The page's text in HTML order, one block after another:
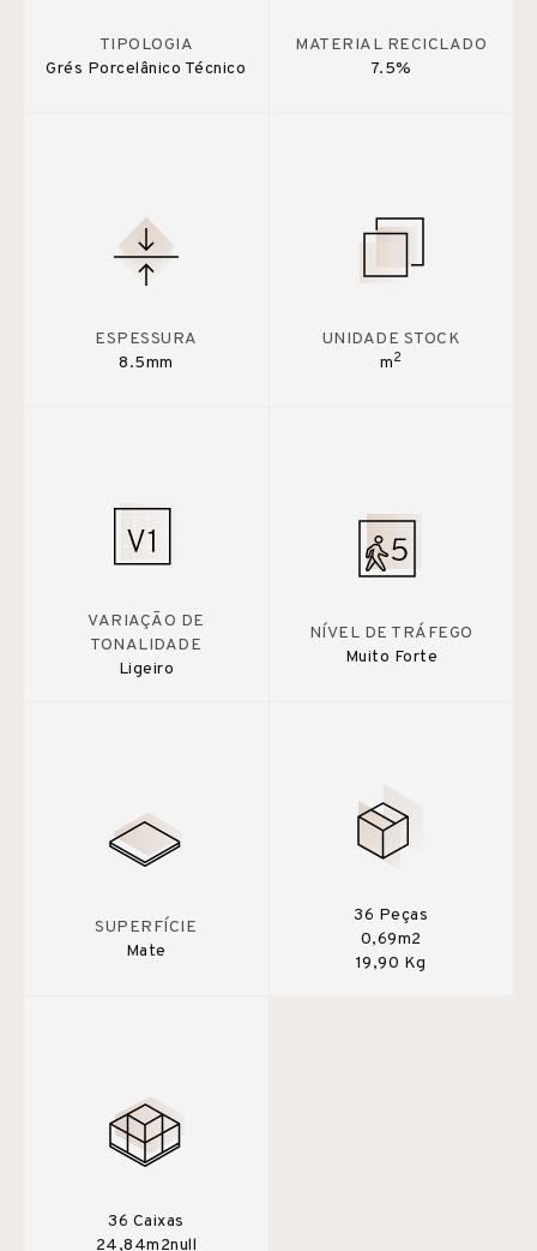
TIPOLOGIA
Grés Porcelânico Técnico
MATERIAL RECICLADO
7.5%
ESPESSURA
8.5mm
UNIDADE STOCK
m2
VARIAÇÃO DE
TONALIDADE
Ligeiro
NÍVEL DE TRÁFEGO
Muito Forte
SUPERFÍCIE
Mate
36 Peças
0,69m2
19,90 Kg
36 Caixas
24,84m2null